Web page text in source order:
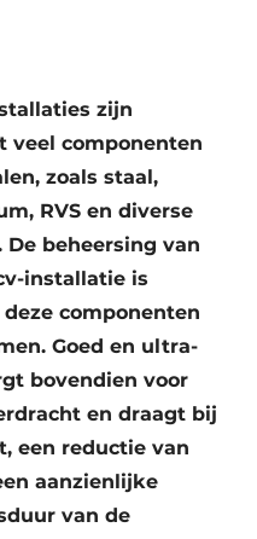
zijn
veel componenten
zoals staal,
RVS en diverse
beheersing van
installatie is
componenten
Goed en ultra-
bovendien voor
en draagt bij
een reductie van
aanzienlijke
van de